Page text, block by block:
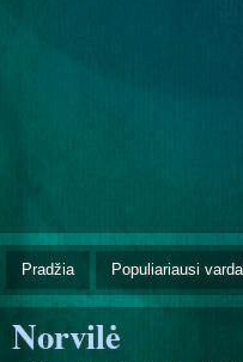
Pradžia Populiariausi
Norvilė